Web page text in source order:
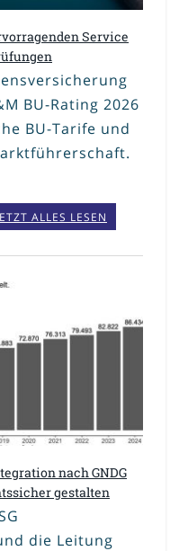
Service
BU-Rating 2026
BU-Tarife und
ALLES LESEN
nach GNDG
gestalten
die Leitung